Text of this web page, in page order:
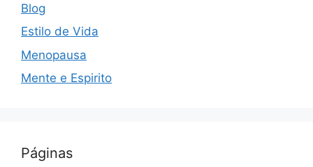
Blog
Estilo de Vida
Menopausa
Mente e Espirito
Páginas